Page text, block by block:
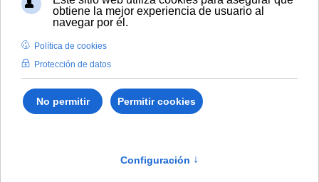
Inicio Innovación
Conocimiento abierto y difusión
Recursos Educativos en abierto
"Estrategias de comunicación ante la cámara" (#webinarsUNIA)